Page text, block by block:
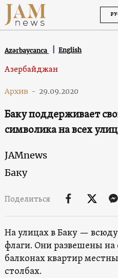
Azərbaycanca English
Азербайджан
Архив - 29.09.2020
Баку поддерживает
символика на всех
JAMnews
Баку
Поделиться
На улицах в Баку —
флаги. Они развешены
балконах квартир
столбах.